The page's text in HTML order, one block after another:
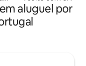
aromaterapia. 1
vista mar, tela
Sala com vista de
aluguel por